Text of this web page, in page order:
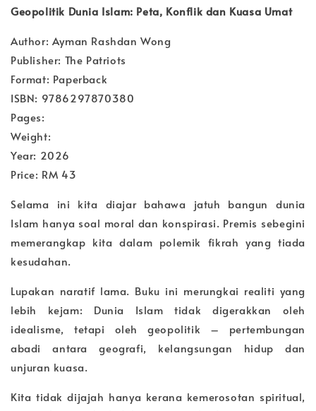
Geopolitik Dunia Islam: Peta, Konflik dan Kuasa Umat
Author: Ayman Rashdan Wong
Publisher: The Patriots
Format: Paperback
ISBN: 9786297870380
Pages:
Weight:
Year: 2026
Price: RM 43
Selama ini kita diajar bahawa jatuh bangun dunia
Islam hanya soal moral dan konspirasi. Premis sebegini
memerangkap kita dalam polemik fikrah yang tiada
kesudahan.
Lupakan naratif lama. Buku ini merungkai realiti yang
lebih kejam: Dunia Islam tidak digerakkan oleh
idealisme, tetapi oleh geopolitik – pertembungan
abadi antara geografi, kelangsungan hidup dan
unjuran kuasa.
Kita tidak dijajah hanya kerana kemerosotan spiritual,